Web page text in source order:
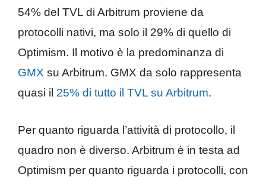
54% del TVL di Arbitrum proviene da
protocolli nativi, ma solo il 29% di quello di
Optimism. Il motivo è la predominanza di
GMX su Arbitrum. GMX da solo rappresenta
quasi il 25% di tutto il TVL su Arbitrum.
Per quanto riguarda l’attività di protocollo, il
quadro non è diverso. Arbitrum è in testa ad
Optimism per quanto riguarda i protocolli, con